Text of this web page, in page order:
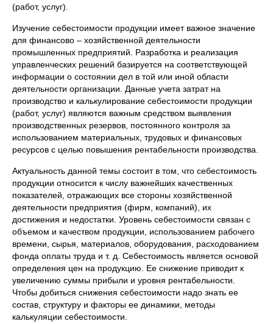
(работ, услуг).
Изучение себестоимости продукции имеет важное значение
для финансово – хозяйственной деятельности
промышленных предприятий. Разработка и реализация
управленческих решений базируется на соответствующей
информации о состоянии дел в той или иной области
деятельности организации. Данные учета затрат на
производство и калькулирование себестоимости продукции
(работ, услуг) являются важным средством выявления
производственных резервов, постоянного контроля за
использованием материальных, трудовых и финансовых
ресурсов с целью повышения рентабельности производства.
Актуальность данной темы состоит в том, что себестоимость
продукции относится к числу важнейших качественных
показателей, отражающих все стороны хозяйственной
деятельности предприятия (фирм, компаний), их
достижения и недостатки. Уровень себестоимости связан с
объемом и качеством продукции, использованием рабочего
времени, сырья, материалов, оборудования, расходованием
фонда оплаты труда и т. д. Себестоимость является основой
определения цен на продукцию. Ее снижение приводит к
увеличению суммы прибыли и уровня рентабельности.
Чтобы добиться снижения себестоимости надо знать ее
состав, структуру и факторы ее динамики, методы
калькуляции себестоимости.